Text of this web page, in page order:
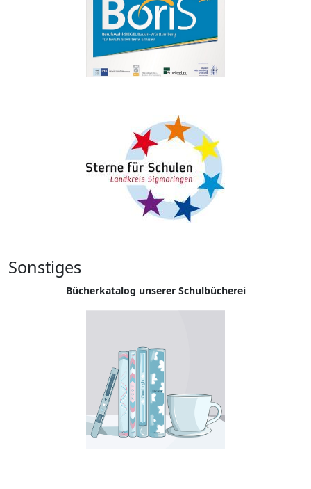
Sonstiges
Bücherkatalog unserer Schulbücherei